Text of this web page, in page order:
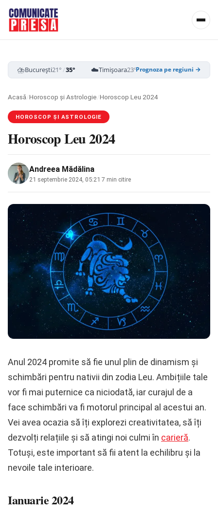
⛈️București21°/35° ☁️Timișoara23°/35° ☁️Cluj-Napoca
Prognoza pe regiuni →
Acasă/Horoscop și Astrologie/Horoscop Leu 2024
HOROSCOP ȘI ASTROLOGIE
Horoscop Leu 2024
Andreea Mădălina
21 septembrie 2024, 05:21 7 min citire
Anul 2024 promite să fie unul plin de dinamism și
schimbări pentru nativii din zodia Leu. Ambițiile tale
vor fi mai puternice ca niciodată, iar curajul de a
face schimbări va fi motorul principal al acestui an.
Vei avea ocazia să îți explorezi creativitatea, să îți
dezvolți relațiile și să atingi noi culmi în carieră.
Totuși, este important să fii atent la echilibru și la
nevoile tale interioare.
Ianuarie 2024